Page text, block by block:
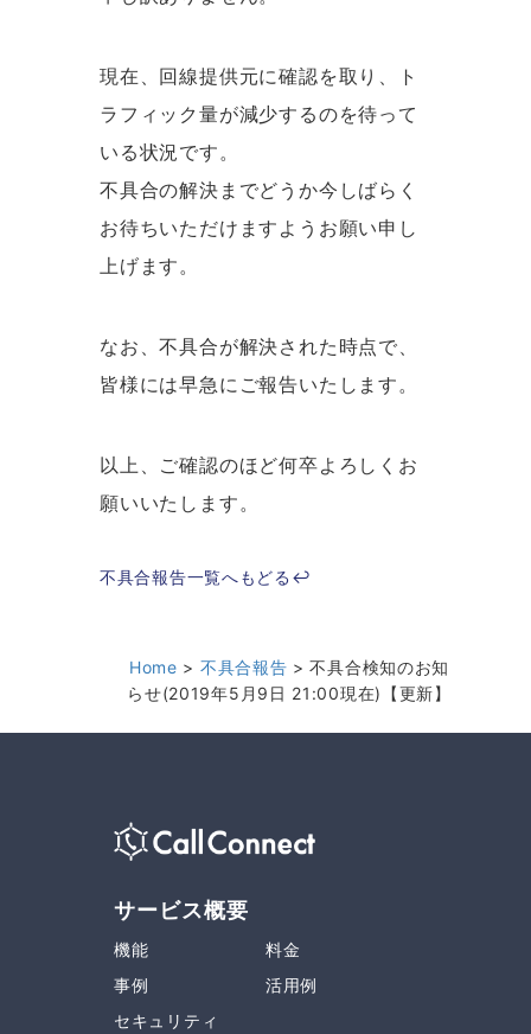
現在、回線提供元に確認を取り、ト
ラフィック量が減少するのを待って
いる状況です。
不具合の解決までどうか今しばらく
お待ちいただけますようお願い申し
上げます。
なお、不具合が解決された時点で、
皆様には早急にご報告いたします。
以上、ご確認のほど何卒よろしくお
願いいたします。
不具合報告一覧へもどる↩︎
Home 不具合報告
不具合検知のお知
らせ(2019年5月9日 21:00現在)【更新】
サービス概要
機能
料金
事例
活用例
セキュリティ